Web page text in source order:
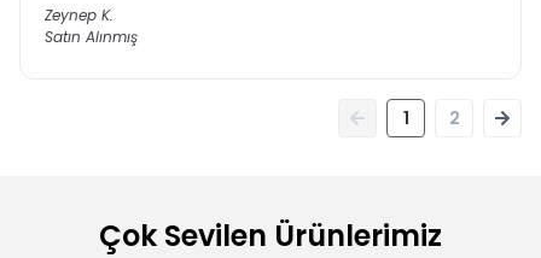
Zeynep K.
Satın Alınmış
1 2
Çok Sevilen Ürünlerimiz